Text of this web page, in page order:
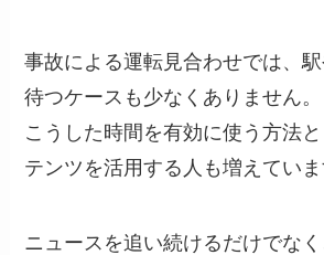
事故による運転見合わせでは、
待つケースも少なくありません。
こうした時間を有効に使う方法
テンツを活用する人も増えていま
ニュースを追い続けるだけでな